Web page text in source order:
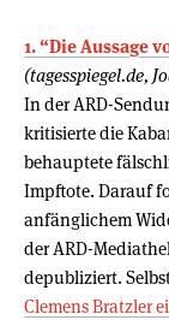
1. “Die Aussage
(tagesspiegel.de,
In der ARD-
kritisierte die
behauptete
Impftote. Darauf
anfänglichem
der ARD-
depubliziert.
Clemens Bratzler